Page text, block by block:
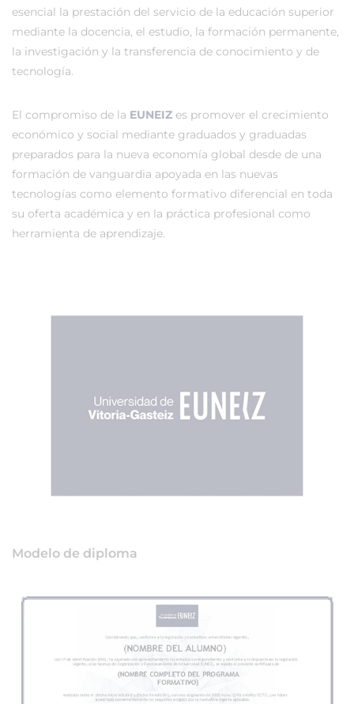
esencial la prestación del servicio de la educación superior
mediante la docencia, el estudio, la formación permanente,
la investigación y la transferencia de conocimiento y de
tecnología.
El compromiso de la EUNEIZ es promover el crecimiento
económico y social mediante graduados y graduadas
preparados para la nueva economía global desde de una
formación de vanguardia apoyada en las nuevas
tecnologías como elemento formativo diferencial en toda
su oferta académica y en la práctica profesional como
herramienta de aprendizaje.
Modelo de diploma